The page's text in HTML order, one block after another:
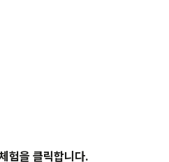
을 클릭합니다.